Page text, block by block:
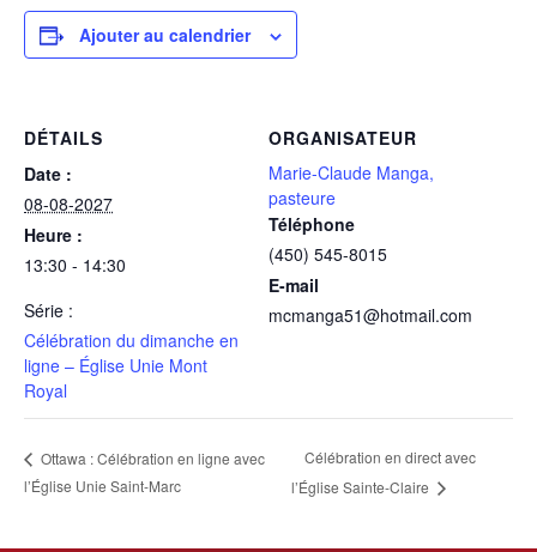
Ajouter au calendrier
DÉTAILS
Date :
08-08-2027
Heure :
13:30 - 14:30
Série :
Célébration du dimanche en
ligne – Église Unie Mont
Royal
ORGANISATEUR
Marie-Claude Manga,
pasteure
Téléphone
(450) 545-8015
E-mail
mcmanga51@hotmail.com
Ottawa : Célébration en ligne avec
l’Église Unie Saint-Marc
Célébration en direct avec
l’Église Sainte-Claire